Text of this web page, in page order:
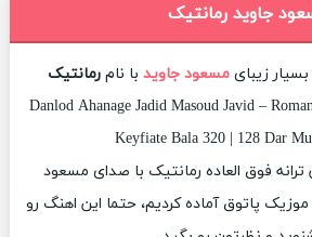
جاوید رمانتیک
زیبایمسعود جاوید با نامرمانتیک
Danlod Ahanage Jadid Masoud Javid –
Keyfiate Bala 320 | 128 Dar
ترانه فوق العاده رمانتیک با صدای مسعود
پاتوق آماده کردیم، حتما این اهنگ رو